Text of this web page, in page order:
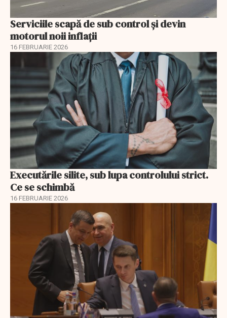
Serviciile scapă de sub control și devin
motorul noii inflații
16 FEBRUARIE 2026
Executările silite, sub lupa controlului strict.
Ce se schimbă
16 FEBRUARIE 2026